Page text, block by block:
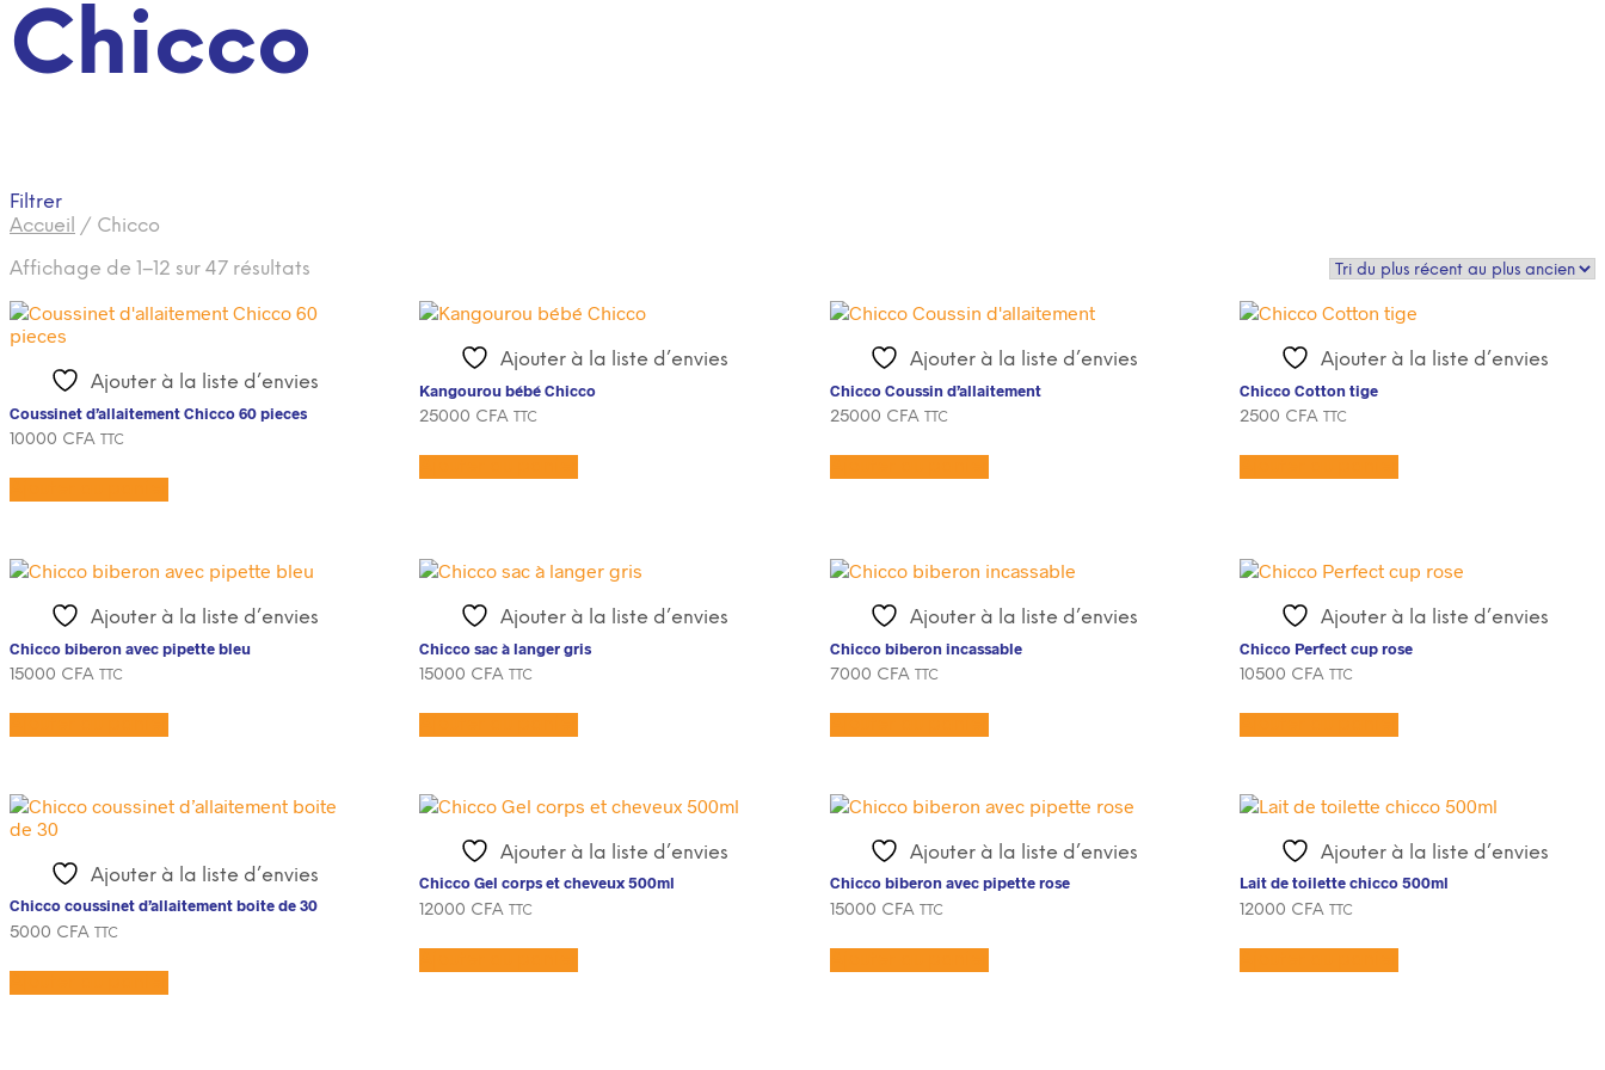
Chicco
Filtrer
Accueil / Chicco
Affichage de 1–12 sur 47 résultats
plus
plus
Ajouter à la liste d’envies
Coussinet d’allaitement Chicco 60 pieces
10000 CFA TTC
Ajouter à la liste d’envies
Kangourou bébé Chicco
25000 CFA TTC
Ajouter à la liste d’envies
Chicco Coussin d’allaitement
25000 CFA TTC
Ajouter à la liste d’envies
Chicco Cotton tige
2500 CFA TTC
Ajouter à la liste d’envies
Chicco biberon avec pipette bleu
15000 CFA TTC
Ajouter à la liste d’envies
Chicco sac à langer gris
15000 CFA TTC
Ajouter à la liste d’envies
Chicco biberon incassable
7000 CFA TTC
Ajouter à la liste d’envies
Chicco Perfect cup rose
10500 CFA TTC
Ajouter à la liste d’envies
Chicco coussinet d’allaitement boite de 30
5000 CFA TTC
Ajouter à la liste d’envies
Chicco Gel corps et cheveux 500ml
12000 CFA TTC
Ajouter à la liste d’envies
Chicco biberon avec pipette rose
15000 CFA TTC
Ajouter à la liste d’envies
Lait de toilette chicco 500ml
12000 CFA TTC